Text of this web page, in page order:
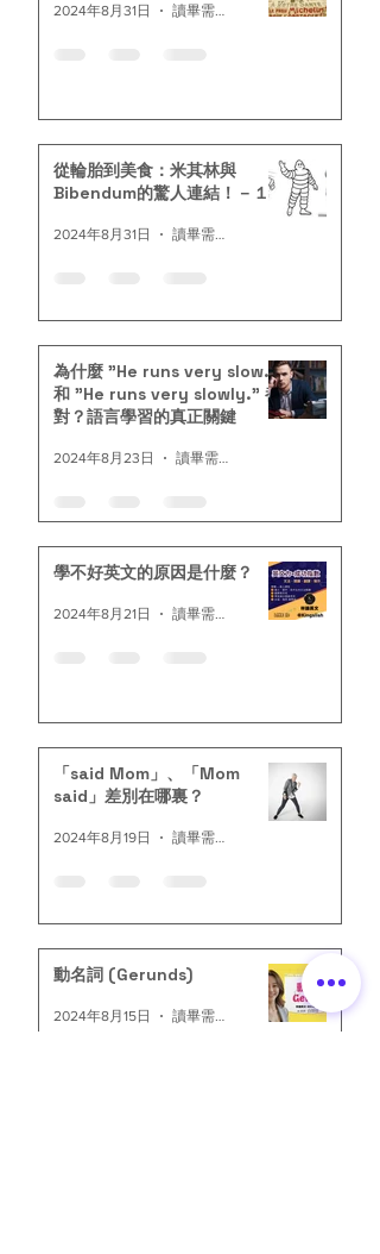
2024年8月31日
從輪胎到美食：米其林與
Bibendum的驚人連結！－１
2024年8月31日
為什麼 "He runs very slow."
和 "He runs very slowly." 都
對？語言學習的真正關鍵
2024年8月23日
學不好英文的原因是什麼？
2024年8月21日
「said Mom」、「Mom
said」差別在哪裏？
2024年8月19日
動名詞 (Gerunds)
2024年8月15日